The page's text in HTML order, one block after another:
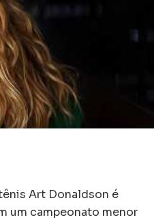
Art Donaldson é
um campeonato menor